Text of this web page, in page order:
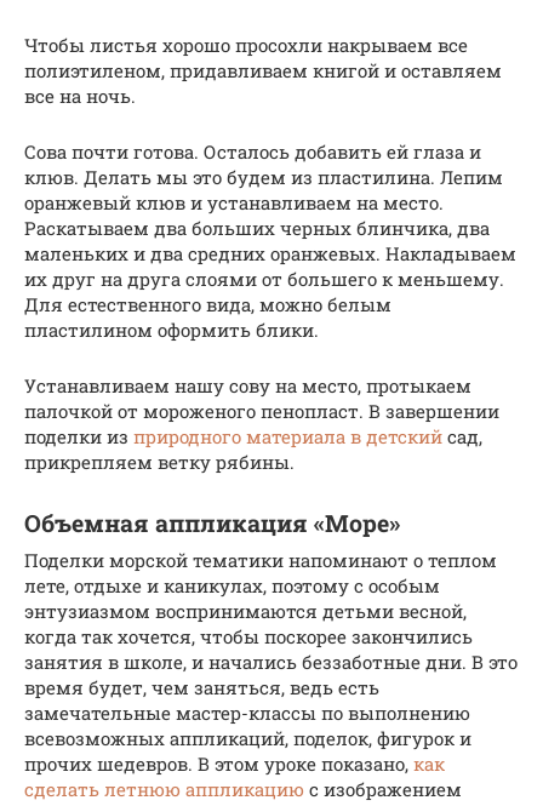
Чтобы листья хорошо просохли накрываем все
полиэтиленом, придавливаем книгой и оставляем
все на ночь.
Сова почти готова. Осталось добавить ей глаза и
клюв. Делать мы это будем из пластилина. Лепим
оранжевый клюв и устанавливаем на место.
Раскатываем два больших черных блинчика, два
маленьких и два средних оранжевых. Накладываем
их друг на друга слоями от большего к меньшему.
Для естественного вида, можно белым
пластилином оформить блики.
Устанавливаем нашу сову на место, протыкаем
палочкой от мороженого пенопласт. В завершении
поделки из природного материала в детский сад,
прикрепляем ветку рябины.
Объемная аппликация «Море»
Поделки морской тематики напоминают о теплом
лете, отдыхе и каникулах, поэтому с особым
энтузиазмом воспринимаются детьми весной,
когда так хочется, чтобы поскорее закончились
занятия в школе, и начались беззаботные дни. В это
время будет, чем заняться, ведь есть
замечательные мастер-классы по выполнению
всевозможных аппликаций, поделок, фигурок и
прочих шедевров. В этом уроке показано, как
сделать летнюю аппликацию с изображением